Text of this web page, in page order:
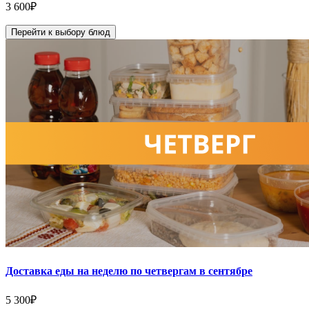
3 600₽
Перейти к выбору блюд
Доставка еды на неделю по четвергам в сентябре
5 300₽